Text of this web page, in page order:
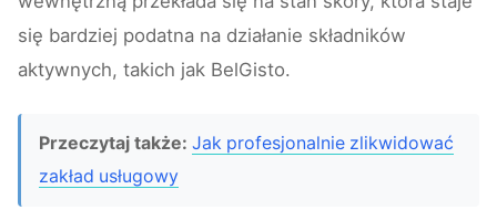
się bardziej podatna na działanie składników
aktywnych, takich jak BelGisto.
Przeczytaj także: Jak profesjonalnie zlikwidować
zakład usługowy